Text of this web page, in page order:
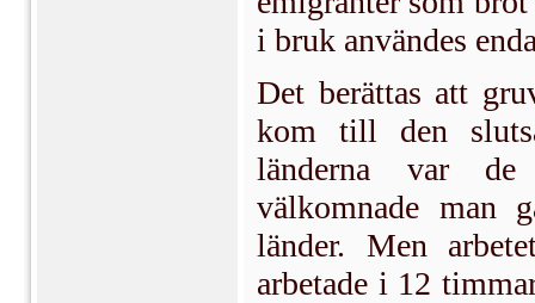
i bruk användes
Det berättas att
kom till den
länderna var de
välkomnade man
länder. Men
arbetade i 12